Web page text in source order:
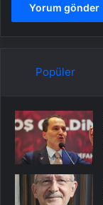
Popüler